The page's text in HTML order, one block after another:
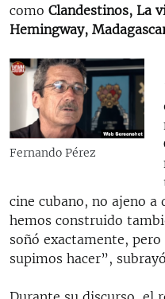
como Clandestinos, La
Hemingway,
Fernando Pérez
cine cubano, no ajeno a
hemos construido
soñó exactamente,
supimos hacer”,